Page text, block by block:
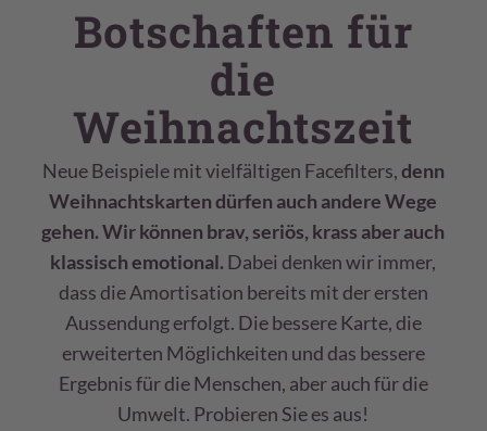
Botschaften für
die
Weihnachtszeit
Neue Beispiele mit vielfältigen Facefilters,denn
Weihnachtskarten dürfen auch andere Wege
gehen. Wir können brav, seriös, krass aber auch
klassisch emotional.Dabei denken wir immer,
dass die Amortisation bereits mit der ersten
Aussendung erfolgt. Die bessere Karte, die
erweiterten Möglichkeiten und das bessere
Ergebnis für die Menschen, aber auch für die
Umwelt. Probieren Sie es aus!